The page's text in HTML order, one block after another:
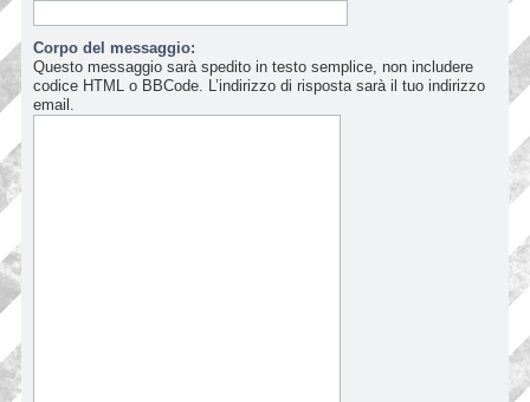
Corpo del messaggio:
Questo messaggio sarà spedito in testo semplice, non includere
codice HTML o BBCode. L’indirizzo di risposta sarà il tuo indirizzo
email.